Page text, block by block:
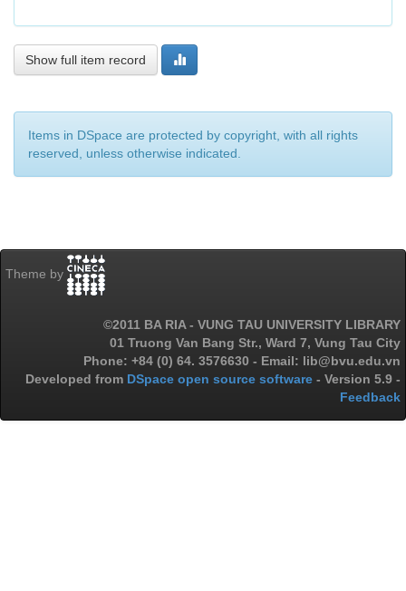
Show full item record
Items in DSpace are protected by copyright, with all rights
reserved, unless otherwise indicated.
Theme by
©2011 BA RIA - VUNG TAU UNIVERSITY LIBRARY
01 Truong Van Bang Str., Ward 7, Vung Tau City
Phone: +84 (0) 64. 3576630 - Email: lib@bvu.edu.vn
Developed from DSpace open source software - Version 5.9 -
Feedback